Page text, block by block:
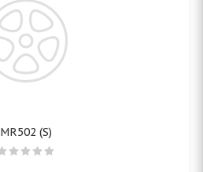
MR502 (S)